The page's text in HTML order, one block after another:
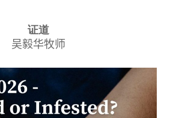
证道
吴毅华牧师